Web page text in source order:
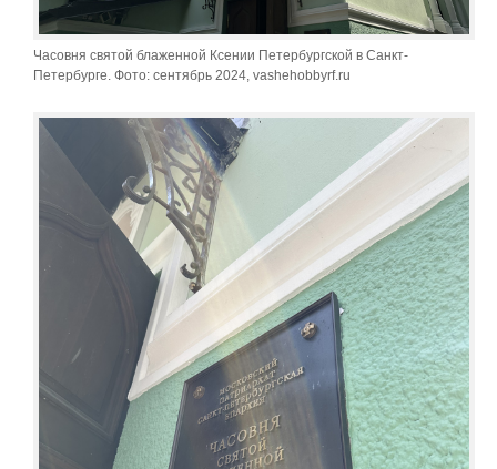
Часовня святой блаженной Ксении Петербургской в Санкт-
Петербурге. Фото: сентябрь 2024, vashehobbyrf.ru